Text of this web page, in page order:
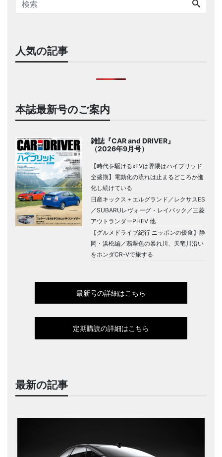
人気の記事
本誌最新号のご案内
雑誌『CAR and DRIVER』
（2026年9月号）
【時代を駆けるxEVは界隈はハイブリッド
全盛期】電動化の流れは止まるどころか進
化し続けている
日産キックス＋エルグランド／レクサスES
／SUBARUレヴォーグ・レイバック／三菱
アウトランダーPHEV 他
【グルメドライブ紀行 ニッポンの優食】静
岡・浜松編／翡翠色の暴れ川、天竜川沿い
をホンダCR-Vで旅する
最新号の詳細はこちら
定期購読の詳細はこちら
最新の記事